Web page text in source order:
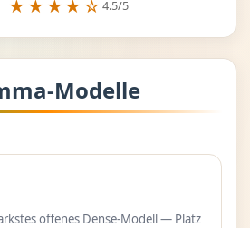
★★★★☆ 4.5/5
Modelle
offenes Dense-Modell — Platz